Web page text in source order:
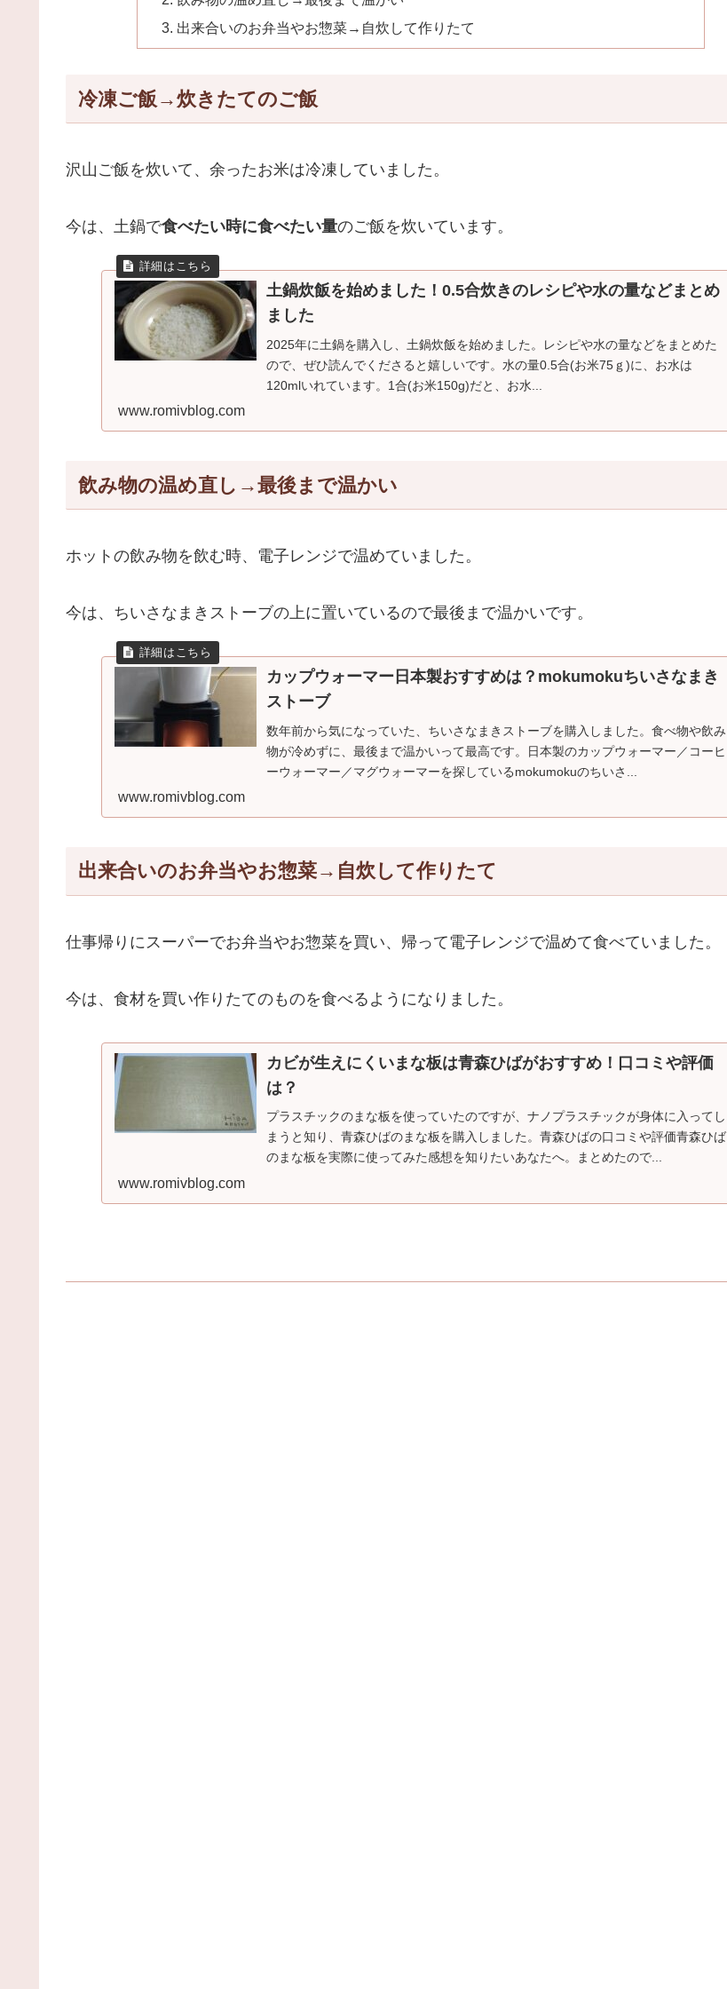
出来合いのお弁当やお惣菜→自炊して作りたて
冷凍ご飯→炊きたてのご飯
沢山ご飯を炊いて、余ったお米は冷凍していました。
今は、土鍋で食べたい時に食べたい量のご飯を炊いています。
土鍋炊飯を始めました！0.5合炊きのレシピや水の量などまとめ
ました
2025年に土鍋を購入し、土鍋炊飯を始めました。レシピや水の量などをまとめた
ので、ぜひ読んでくださると嬉しいです。水の量0.5合(お米75ｇ)に、お水は
120mlいれています。1合(お米150g)だと、お水...
www.romivblog.com
飲み物の温め直し→最後まで温かい
ホットの飲み物を飲む時、電子レンジで温めていました。
今は、ちいさなまきストーブの上に置いているので最後まで温かいです。
カップウォーマー日本製おすすめは？mokumokuちいさなまき
ストーブ
数年前から気になっていた、ちいさなまきストーブを購入しました。食べ物や飲み
物が冷めずに、最後まで温かいって最高です。日本製のカップウォーマー／コーヒ
ーウォーマー／マグウォーマーを探しているmokumokuのちいさ...
www.romivblog.com
出来合いのお弁当やお惣菜→自炊して作りたて
仕事帰りにスーパーでお弁当やお惣菜を買い、帰って電子レンジで温めて食べていました。
今は、食材を買い作りたてのものを食べるようになりました。
カビが生えにくいまな板は青森ひばがおすすめ！口コミや評価
は？
プラスチックのまな板を使っていたのですが、ナノプラスチックが身体に入ってし
まうと知り、青森ひばのまな板を購入しました。青森ひばの口コミや評価青森ひば
のまな板を実際に使ってみた感想を知りたいあなたへ。まとめたので...
www.romivblog.com